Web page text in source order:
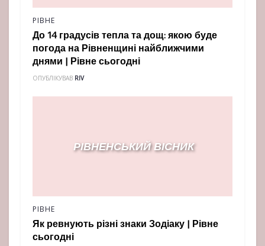
РІВНЕ
До 14 градусів тепла та дощ: якою буде
погода на Рівненщині найближчими
днями | Рівне сьогодні
ОПУБЛІКУВАВ RIV
РІВНЕ
Як ревнують різні знаки Зодіаку | Рівне
сьогодні